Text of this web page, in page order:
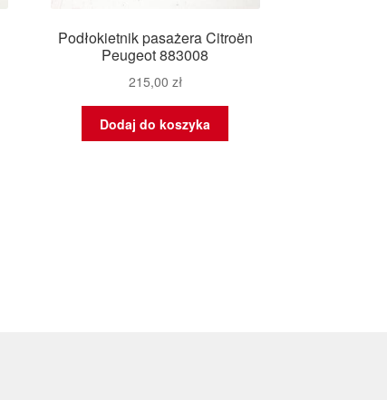
Podłokietnik pasażera Citroën
Peugeot 883008
215,00 zł
Dodaj do koszyka